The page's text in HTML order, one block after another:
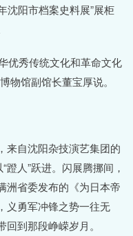
沈阳市档案史料展”展柜
优秀传统文化和革命文化
物馆副馆长董宝厚说。
自沈阳杂技演艺集团的
蹬人”跃进。闪展腾挪间，
洲省委发布的《为日本帝
义勇军冲锋之势一往无
到那段峥嵘岁月。